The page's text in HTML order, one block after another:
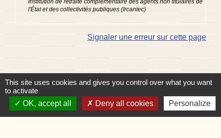
l'État et des collectivités publiques (Ircantec)
Signaler une erreur sur cette page
Contacts
This site uses cookies and gives you control over what you want
to activate
OK, accept all
Deny all cookies Personalize